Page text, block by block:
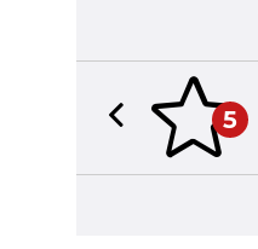
5
Previous slide